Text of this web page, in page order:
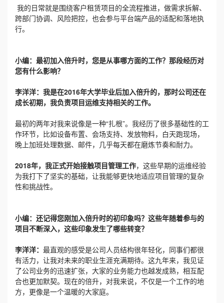
我的日常就是围绕客户租赁项目的全流程推进，做需求拆解、
跨部门协调、风险把控，也会参与平台端产品的适配和落地执
行。
小编：最初加入倍升时，您是从事哪方面的工作？那段经历对
您有什么影响？
李洋洋： 我是在2016年大学毕业后加入倍升的，那时公司还在
成长初期，我负责项目运维支持相关的工作。
最初的两年对我来说像是一种“扎根”。我经历了很多基础性的工
作环节，比如设备布置、会场支持、发放物料，白天跑现场，
晚上加班处理数据、邮件，几乎每天都在磨炼节奏和耐力。
2018年，我正式开始接触项目管理工作，这些早期的运维经验
为我打下了坚实的基础，让我能够更快地适应项目管理的复杂
性和挑战性。
小编：还记得您刚加入倍升时的初印象吗？这些年随着参与的
项目不断深入，这些印象发生了哪些转变？
李洋洋： 最直观的感受是公司人员结构很年轻化，同事们都很
有活力，让我对未来的职业生涯充满期待。这九年来，我见证
了公司业务的迅速扩张，大家的业务能力也越发成熟，相互配
合也更加默契。现在的倍升，对我来说，不仅是一个工作的地
方，更像是一个温暖的大家庭。